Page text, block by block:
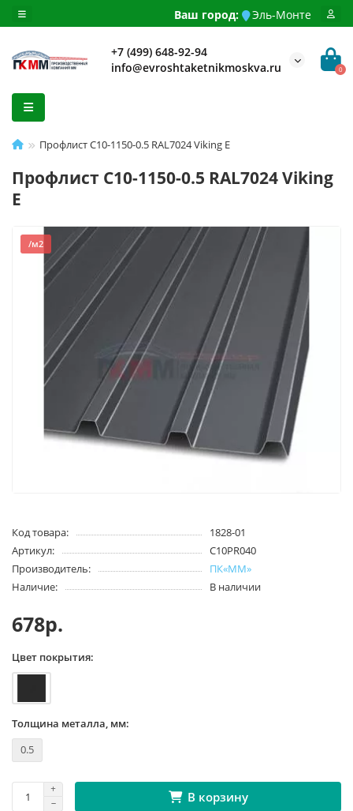
Ваш город: Эль-Монте
+7 (499) 648-92-94
info@evroshtaketnikmoskva.ru
0
Профлист С10-1150-0.5 RAL7024 Viking E
Профлист С10-1150-0.5 RAL7024 Viking
E
/м2
Код товара:
1828-01
Артикул:
С10PR040
Производитель:
ПК«ММ»
Наличие:
В наличии
678р.
Цвет покрытия:
Толщина металла, мм:
0.5
В корзину